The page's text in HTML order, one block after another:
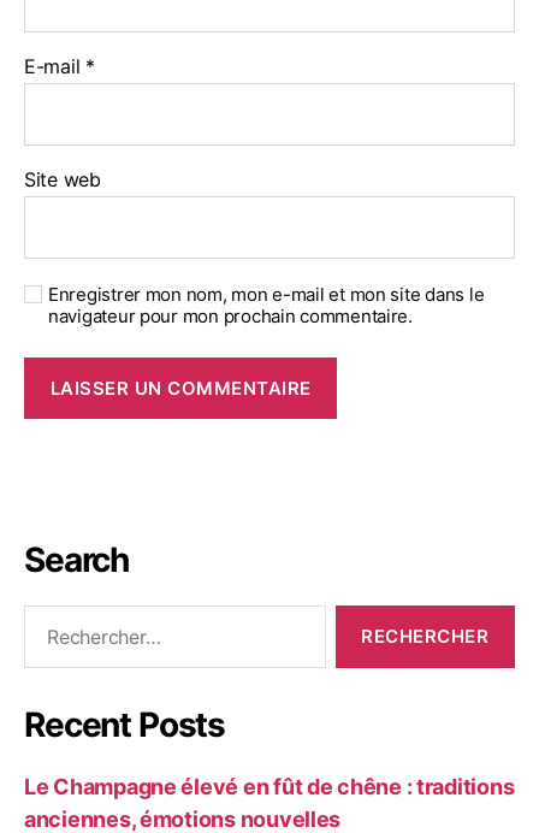
E-mail *
Site web
Enregistrer mon nom, mon e-mail et mon site dans le
navigateur pour mon prochain commentaire.
Search
Recent Posts
Le Champagne élevé en fût de chêne : traditions
anciennes, émotions nouvelles